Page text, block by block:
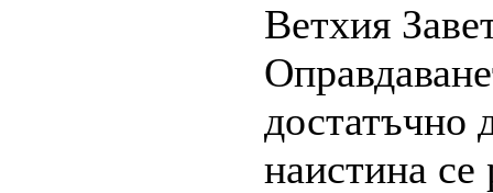
Ветхия
достатъчно
наистина